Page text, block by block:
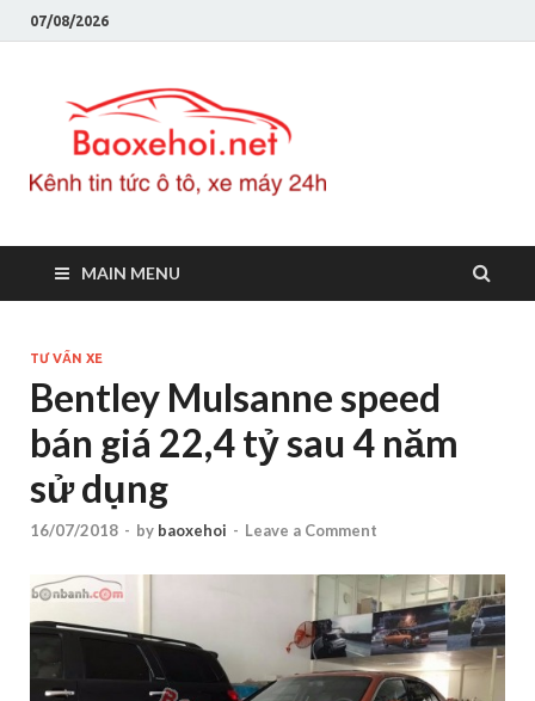
07/08/2026
MAIN MENU
TƯ VẤN XE
Bentley Mulsanne speed
bán giá 22,4 tỷ sau 4 năm
sử dụng
16/07/2018 - by baoxehoi - Leave a Comment